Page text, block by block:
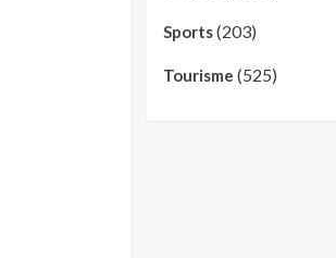
Sports(203)
Tourisme (525)